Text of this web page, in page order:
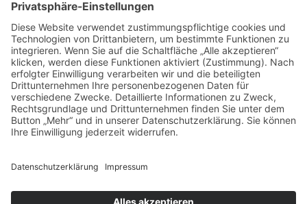
Pacman und Dinoman
Pacman und Dinoman, Gladbach
Foto: weinstein_ via Instagram